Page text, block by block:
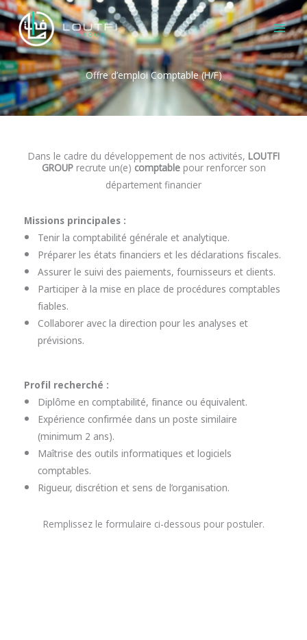
Aller
au
contenu
Offre d’emploi Comptable (H/F)
Dans le cadre du développement de nos activités, LOUTFI
GROUPrecrute un(e) comptablepour renforcer son
département financier
Missions principales :
Tenir la comptabilité générale et analytique.
Préparer les états financiers et les déclarations fiscales.
Assurer le suivi des paiements, fournisseurs et clients.
Participer à la mise en place de procédures comptables
fiables.
Collaborer avec la direction pour les analyses et
prévisions.
Profil recherché :
Diplôme en comptabilité, finance ou équivalent.
Expérience confirmée dans un poste similaire
(minimum 2 ans).
Maîtrise des outils informatiques et logiciels
comptables.
Rigueur, discrétion et sens de l’organisation.
Remplissez le formulaire ci-dessous pour postuler.